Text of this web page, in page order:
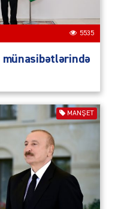
5535
münasibətlərində
MANŞET